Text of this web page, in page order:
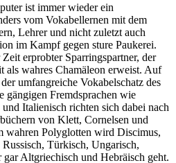
ist immer wieder ein
vom Vokabellernen mit dem
Lehrer und nicht zuletzt auch
im Kampf gegen sture Paukerei.
erprobter Sparringspartner, der
als wahres Chamäleon erweist. Auf
umfangreiche Vokabelschatz des
gängigen Fremdsprachen wie
Italienisch richten sich dabei nach
von Klett, Cornelsen und
wahren Polyglotten wird Discimus,
Türkisch, Ungarisch,
Altgriechisch und Hebräisch geht.